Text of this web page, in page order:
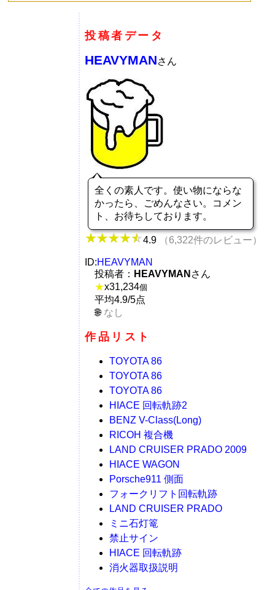
投稿者データ
HEAVYMANさん
全くの素人です。使い物にならな
かったら、ごめんなさい。コメン
ト、お待ちしております。
4.9 （6,322件のレビュー）
ID:HEAVYMAN
投稿者： HEAVYMAN さん
★x31,234個
平均4.9/5点
なし
作品リスト
TOYOTA 86
TOYOTA 86
TOYOTA 86
HIACE 回転軌跡2
BENZ V-Class(Long)
RICOH 複合機
LAND CRUISER PRADO 2009
HIACE WAGON
Porsche911 側面
フォークリフト回転軌跡
LAND CRUISER PRADO
ミニ石灯篭
禁止サイン
HIACE 回転軌跡
消火器取扱説明